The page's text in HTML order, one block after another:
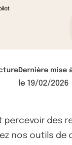
Dernière mise
le 19/02/2026
percevoir des
nos outils de